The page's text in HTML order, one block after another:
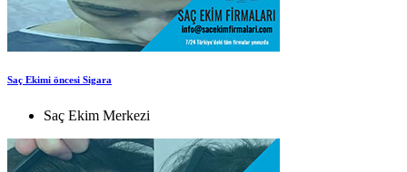
Saç Ekimi öncesi Sigara
Saç Ekim Merkezi